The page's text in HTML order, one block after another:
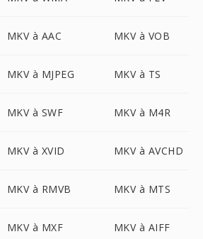
MKV à AAC MKV à VOB
MKV à MJPEG MKV à TS
MKV à SWF MKV à M4R
MKV à XVID MKV à AVCHD
MKV à RMVB MKV à MTS
MKV à MXF MKV à AIFF